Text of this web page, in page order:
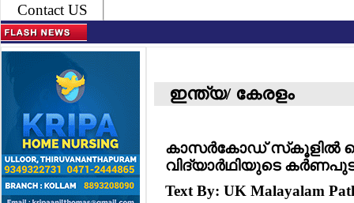
Contact US
ഇന്ത്യ/ കേരളം
കാസര്‍കോഡ് സ്‌കൂളില്‍
വിദ്യാര്‍ഥിയുടെ
Text By: UK Malayalam